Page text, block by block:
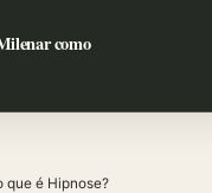
como
que é Hipnose?